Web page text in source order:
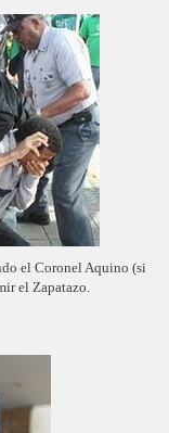
el Coronel Aquino (si
el Zapatazo.